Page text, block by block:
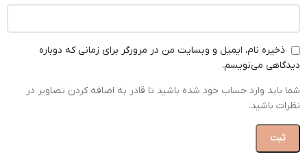
ذخیره نام، ایمیل و وبسایت من در مرورگر برای زمانی که دوباره
دیدگاهی می‌نویسم.
شما باید وارد حساب خود شده باشید تا قادر به اضافه کردن تصاویر در
نظرات باشید.